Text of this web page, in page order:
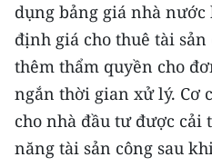
dụng bảng giá nhà nước
định giá cho thuê tài
thêm thẩm quyền cho
ngắn thời gian xử lý. Cơ
cho nhà đầu tư được cải
năng tài sản công sau